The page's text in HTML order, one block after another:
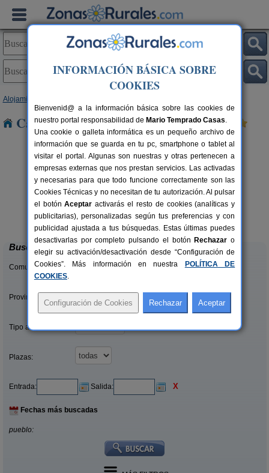
Alojamientos
Casas Rurales cerca de Benitos
8-10+5 pers.
desde46 €
La Guarida del Oso
Candeleda (Ávila)
Buscar
Comunidades:
Provincias/Islas:
Tipo alquiler:
Plazas:
Entrada: Salida: X
Fechas más buscadas
pueblo:
INFORMACIÓN BÁSICA SOBRE
COOKIES
Bienvenid@ a la información básica sobre las cookies de
nuestro portal responsabilidad de Mario Temprado Casas.
Una cookie o galleta informática es un pequeño archivo de
información que se guarda en tu pc, smartphone o tablet al
visitar el portal. Algunas son nuestras y otras pertenecen a
empresas externas que nos prestan servicios. Las activadas
y necesarias para que todo funcione correctamente son las
Cookies Técnicas y no necesitan de tu autorización. Al pulsar
el botónAceptar activarás el resto de cookies (analíticas y
publicitarias), personalizadas según tus preferencias y con
publicidad ajustada a tus búsquedas. Estas últimas puedes
desactivarlas por completo pulsando el botón Rechazar o
elegir su activación/desactivación desde “Configuración de
Cookies”. Más información en nuestra
POLÍTICA DE
COOKIES.